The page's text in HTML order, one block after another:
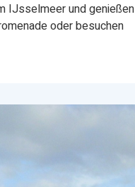
IJsselmeer und genießen
oder besuchen